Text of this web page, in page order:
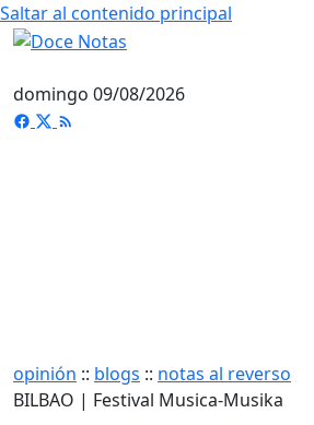
Saltar al contenido principal
domingo 09/08/2026
opinión :: blogs :: notas al reverso
BILBAO | Festival Musica-Musika